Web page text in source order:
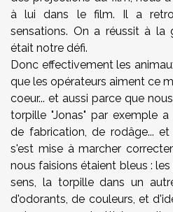
à lui dans le film. Il a
sensations. On a réussit à la
était notre défi.
Donc effectivement les
que les opérateurs aiment ce
coeur... et aussi parce que
torpille "Jonas" par exemple
de fabrication, de rodâge...
s'est mise à marcher
nous faisions étaient bleus :
sens, la torpille dans un
d'odorants, de couleurs, et